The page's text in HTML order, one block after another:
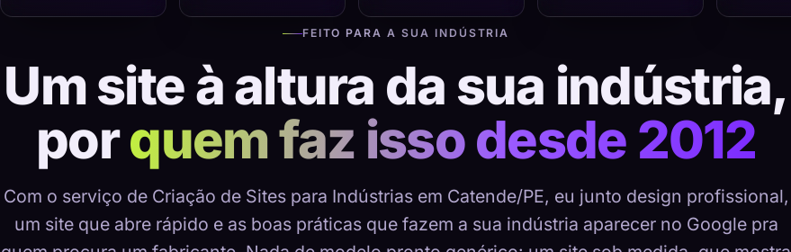
FEITO PARA A SUA INDÚSTRIA
Um site à altura da sua indústria,
porquem faz isso desde 2012
Com o serviço de Criação de Sites para Indústrias em Catende/PE, eu junto design profissional,
um site que abre rápido e as boas práticas que fazem a sua indústria aparecer no Google pra